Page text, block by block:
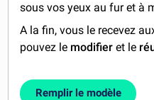
sous vos yeux au fur et à
A la fin, vous le recevez
pouvez le modifier et le
Remplir le modèle